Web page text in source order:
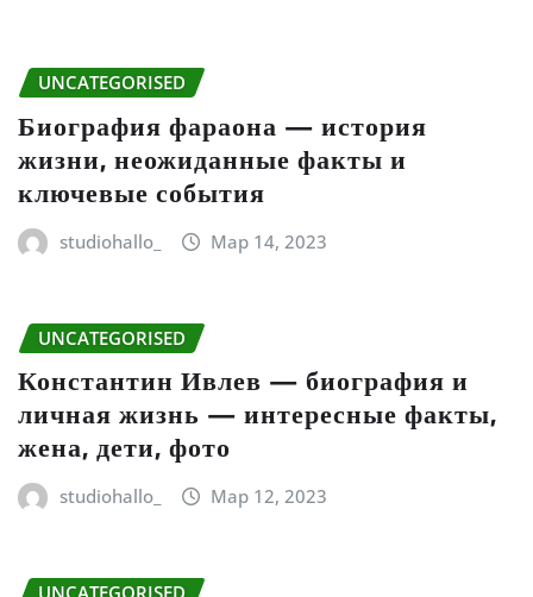
UNCATEGORISED
Биография фараона — история
жизни, неожиданные факты и
ключевые события
studiohallo_ Мар 14, 2023
UNCATEGORISED
Константин Ивлев — биография и
личная жизнь — интересные факты,
жена, дети, фото
studiohallo_ Мар 12, 2023